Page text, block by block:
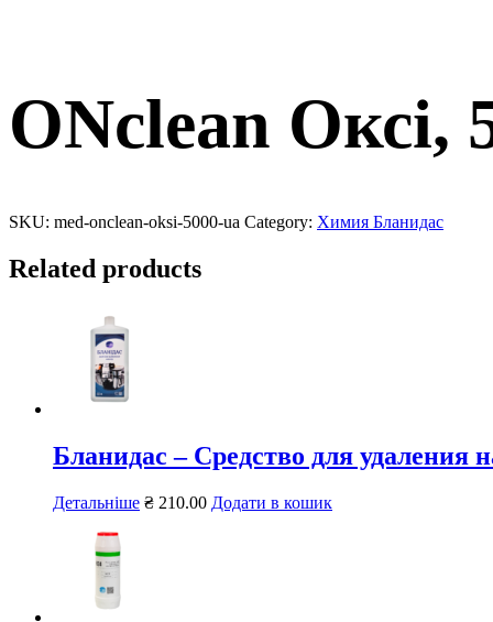
ONclean Оксі,
SKU: med-onclean-oksi-5000-ua Category: Химия Бланидас
Related products
Бланидас – Средство для удаления
Детальніше ₴ 210.00 Додати в кошик